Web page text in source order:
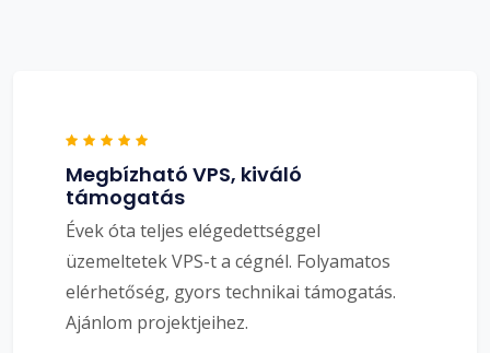
Megbízható VPS, kiváló
támogatás
Évek óta teljes elégedettséggel
üzemeltetek VPS-t a cégnél. Folyamatos
elérhetőség, gyors technikai támogatás.
Ajánlom projektjeihez.